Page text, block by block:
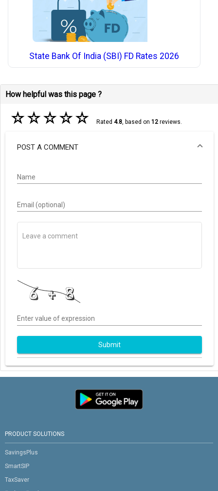
State Bank Of India (SBI) FD Rates 2026
How helpful was this page ?
☆☆☆☆☆ Rated 4.8, based on 12reviews.
POST A COMMENT
Name
Email (optional)
Enter value of expression
Submit
PRODUCT SOLUTIONS
SavingsPlus
SmartSIP
TaxSaver